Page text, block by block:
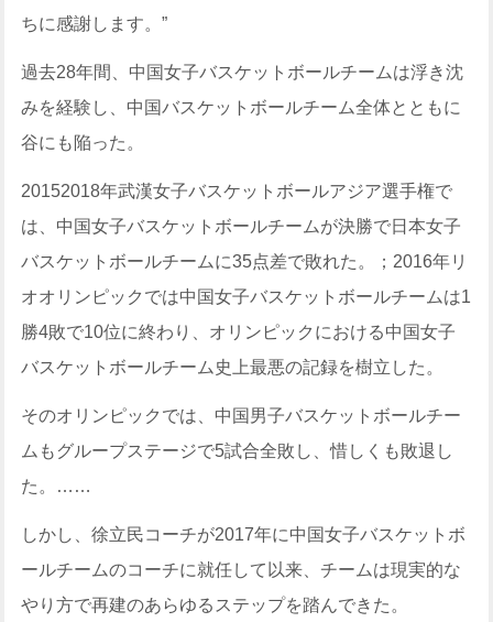
ちに感謝します。”
過去28年間、中国女子バスケットボールチームは浮き沈
みを経験し、中国バスケットボールチーム全体とともに
谷にも陥った。
20152018年武漢女子バスケットボールアジア選手権で
は、中国女子バスケットボールチームが決勝で日本女子
バスケットボールチームに35点差で敗れた。；2016年リ
オオリンピックでは中国女子バスケットボールチームは1
勝4敗で10位に終わり、オリンピックにおける中国女子
バスケットボールチーム史上最悪の記録を樹立した。
そのオリンピックでは、中国男子バスケットボールチー
ムもグループステージで5試合全敗し、惜しくも敗退し
た。……
しかし、徐立民コーチが2017年に中国女子バスケットボ
ールチームのコーチに就任して以来、チームは現実的な
やり方で再建のあらゆるステップを踏んできた。